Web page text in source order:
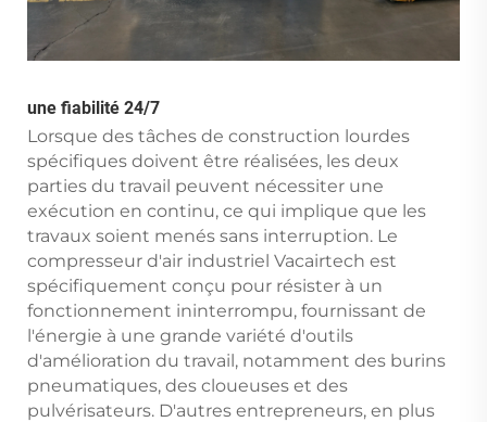
une fiabilité 24/7
Lorsque des tâches de construction lourdes
spécifiques doivent être réalisées, les deux
parties du travail peuvent nécessiter une
exécution en continu, ce qui implique que les
travaux soient menés sans interruption. Le
compresseur d'air industriel Vacairtech est
spécifiquement conçu pour résister à un
fonctionnement ininterrompu, fournissant de
l'énergie à une grande variété d'outils
d'amélioration du travail, notamment des burins
pneumatiques, des cloueuses et des
pulvérisateurs. D'autres entrepreneurs, en plus